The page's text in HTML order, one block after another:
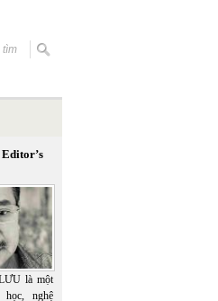
là một
học, nghệ